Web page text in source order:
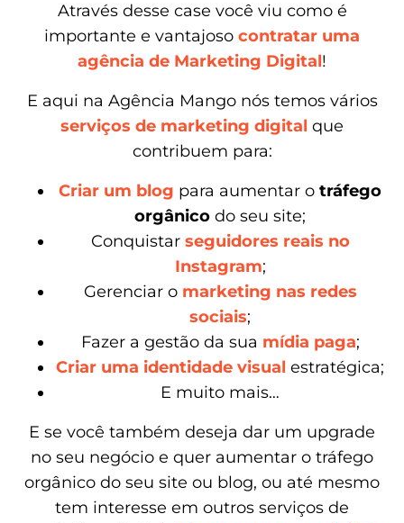
Através desse case você viu como é
importante e vantajoso contratar uma
agência de Marketing Digital!
E aqui na Agência Mango nós temos vários
serviços de marketing digital que
contribuem para:
Criar um blog para aumentar o tráfego
orgânico do seu site;
Conquistar seguidores reais no
Instagram;
Gerenciar o marketing nas redes
sociais;
Fazer a gestão da sua mídia paga;
Criar uma identidade visual estratégica;
E muito mais…
E se você também deseja dar um upgrade
no seu negócio e quer aumentar o tráfego
orgânico do seu site ou blog, ou até mesmo
tem interesse em outros serviços de